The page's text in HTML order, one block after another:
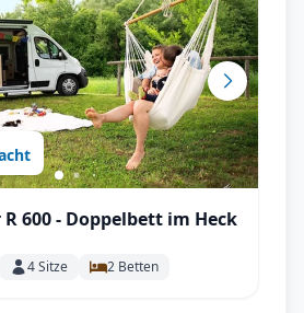
R 600 - Doppelbett im Heck
4Sitze 2 Betten